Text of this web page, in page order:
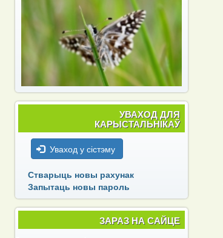
УВАХОД ДЛЯ
КАРЫСТАЛЬНІКАЎ
Уваход у сістэму
Стварыць новы рахунак
Запытаць новы пароль
ЗАРАЗ НА САЙЦЕ